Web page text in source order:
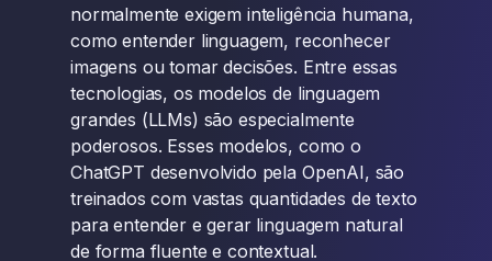
normalmente exigem inteligência humana,
como entender linguagem, reconhecer
imagens ou tomar decisões. Entre essas
tecnologias, os modelos de linguagem
grandes (LLMs) são especialmente
poderosos. Esses modelos, como o
ChatGPT desenvolvido pela OpenAI, são
treinados com vastas quantidades de texto
para entender e gerar linguagem natural
de forma fluente e contextual.